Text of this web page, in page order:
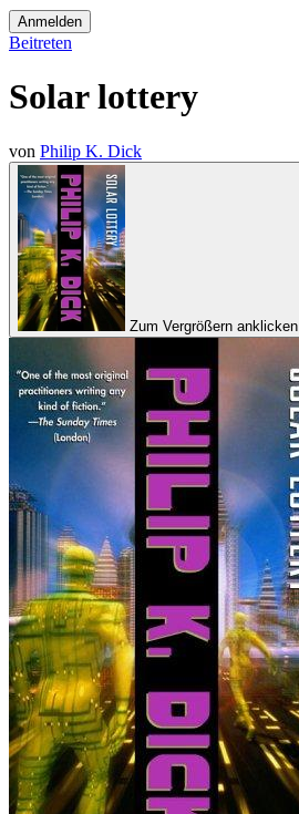
Anmelden
Beitreten
Solar lottery
von Philip K. Dick
Zum Vergrößern anklicken